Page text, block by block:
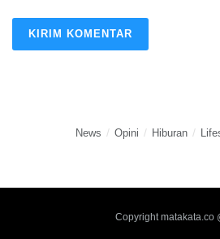
News Opini Hiburan
Copyright matakata.co